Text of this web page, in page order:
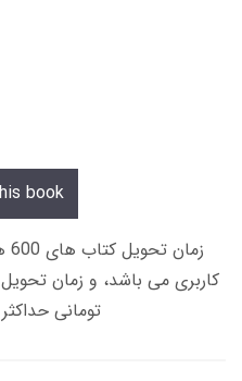
book
تومانی حداکثر 12 ساعت از طریق پیامک/ایمیل